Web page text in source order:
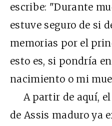
escribe: "Durante
estuve seguro de si
memorias por el
esto es, si pondría
nacimiento o mi
A partir de aquí, el
de Assis maduro ya